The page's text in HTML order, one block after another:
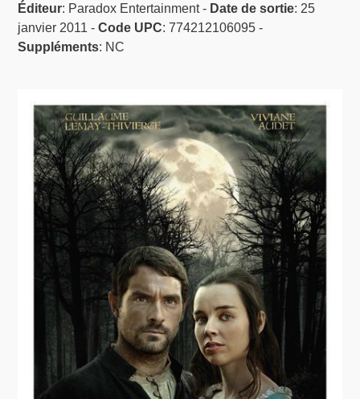
Éditeur: Paradox Entertainment - Date de sortie: 25
janvier 2011 -Code UPC: 774212106095 -
Suppléments: NC